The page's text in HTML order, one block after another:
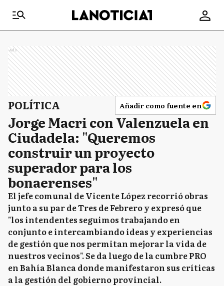
Ads
POLÍTICA Añadir como fuente en
Jorge Macri con Valenzuela en
Ciudadela: "Queremos
construir un proyecto
superador para los
bonaerenses"
El jefe comunal de Vicente López recorrió obras
junto a su par de Tres de Febrero y expresó que
"los intendentes seguimos trabajando en
conjunto e intercambiando ideas y experiencias
de gestión que nos permitan mejorar la vida de
nuestros vecinos". Se da luego de la cumbre PRO
en Bahía Blanca donde manifestaron sus críticas
a la gestión del gobierno provincial.